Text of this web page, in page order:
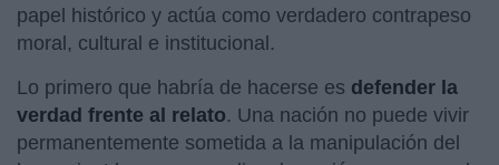
papel histórico y actúa como verdadero contrapeso
moral, cultural e institucional.
Lo primero que habría de hacerse es defender la
verdad frente al relato. Una nación no puede vivir
permanentemente sometida a la manipulación del